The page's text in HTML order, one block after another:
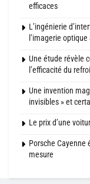
efficaces
L’ingénierie
l’imagerie
Une étude révèle
l’efficacité du
Une invention
invisibles » et
Le prix d’une
Porsche Cayenne
mesure